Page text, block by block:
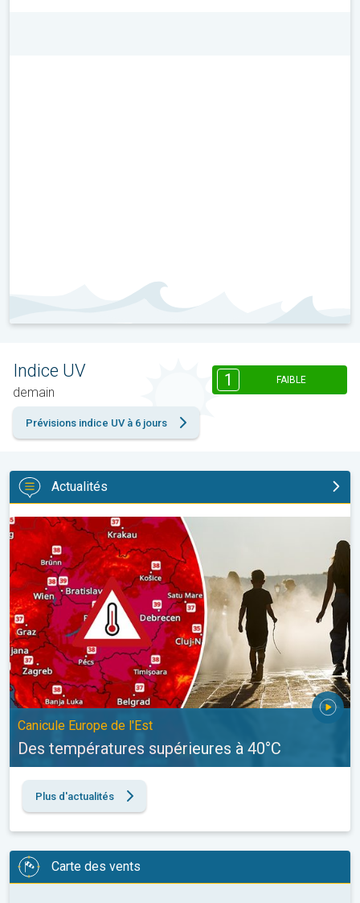
Indice UV
demain
1 FAIBLE
Prévisions indice UV à 6 jours
Actualités
Des températures supérieures à 40°C. Canicule Europe de
Canicule Europe de l'Est
Des températures supérieures à 40°C
Plus d'actualités
Carte des vents